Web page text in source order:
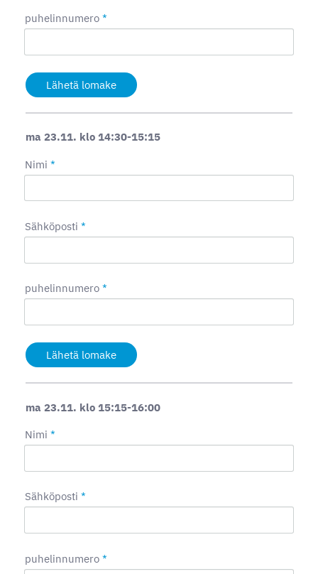
puhelinnumero *
Lähetä lomake
ma 23.11. klo 14:30-15:15
Nimi *
Sähköposti *
puhelinnumero *
Lähetä lomake
ma 23.11. klo 15:15-16:00
Nimi *
Sähköposti *
puhelinnumero *